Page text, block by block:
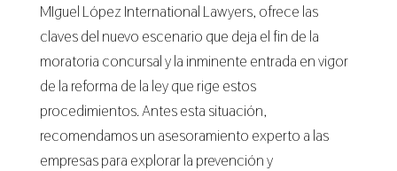
MIguel López International Lawyers, ofrece las
claves del nuevo escenario que deja el fin de la
moratoria concursal y la inminente entrada en vigor
de la reforma de la ley que rige estos
procedimientos. Antes esta situación,
recomendamos un asesoramiento experto a las
empresas para explorar la prevención y